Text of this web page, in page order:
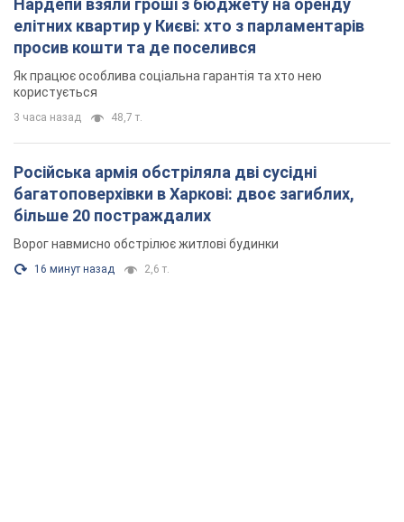
Ворог навмисно обстрілює житлові будинки
16 минут назад 2,6 т.